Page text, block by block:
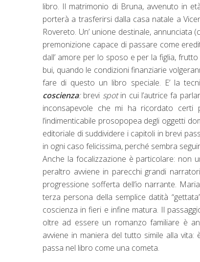
libro. Il matrimonio di Bruna, avvenuto in
porterà a trasferirsi dalla casa natale a
Rovereto. Un’ unione destinale,
premonizione capace di passare come
dall’ amore per lo sposo e per la figlia,
bui, quando le condizioni finanziarie
fare di questo un libro speciale. E’ la
coscienza: brevi spotin cui l’autrice fa
inconsapevole che mi ha ricordato certi
l’indimenticabile prosopopea degli oggetti
editoriale di suddividere i capitoli in brevi
in ogni caso felicissima, perché sembra
Anche la focalizzazione è particolare: non
peraltro avviene in parecchi grandi
progressione sofferta dell’io narrante.
terza persona della semplice datità
coscienza in fieri e infine matura. Il
oltre ad essere un romanzo familiare è
avviene in maniera del tutto simile alla vita:
passa nel libro come una cometa.